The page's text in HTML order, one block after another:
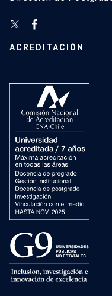
ACREDITACIÓN